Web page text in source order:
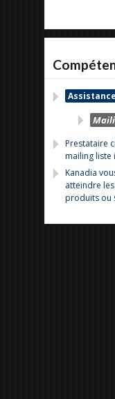
Prestataire
mailing liste
Kanadia
atteindre
produits ou